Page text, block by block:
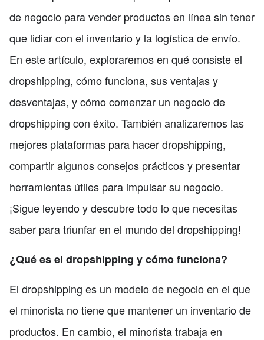
de negocio para vender productos en línea sin tener
que lidiar con el inventario y la logística de envío.
En este artículo, exploraremos en qué consiste el
dropshipping, cómo funciona, sus ventajas y
desventajas, y cómo comenzar un negocio de
dropshipping con éxito. También analizaremos las
mejores plataformas para hacer dropshipping,
compartir algunos consejos prácticos y presentar
herramientas útiles para impulsar su negocio.
¡Sigue leyendo y descubre todo lo que necesitas
saber para triunfar en el mundo del dropshipping!
¿Qué es el dropshipping y cómo funciona?
El dropshipping es un modelo de negocio en el que
el minorista no tiene que mantener un inventario de
productos. En cambio, el minorista trabaja en